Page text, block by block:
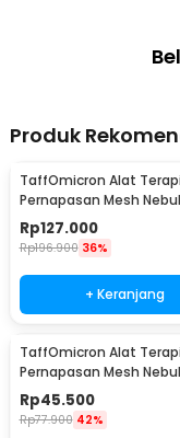
Produk
TaffOmicron Alat Terapi
Pernapasan Mesh
Inhaler Atomizer - YM-
Rp127.000
Rp196.900 36%
+ Keranjang
TaffOmicron Alat Terapi
Pernapasan Mesh
Inhaler Atomizer - JSL-
Rp45.500
Rp77.900 42%